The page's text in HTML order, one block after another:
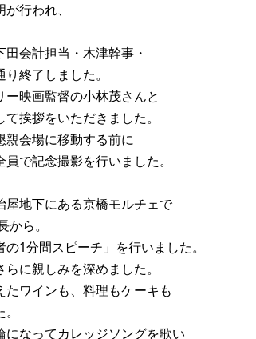
行われ、
会計担当・木津幹事・
終了しました。
映画監督の小林茂さんと
挨拶をいただきました。
会場に移動する前に
で記念撮影を行いました。
地下にある京橋モルチェで
ら。
1分間スピーチ」を行いました。
に親しみを深めました。
ワインも、料理もケーキも
なってカレッジソングを歌い